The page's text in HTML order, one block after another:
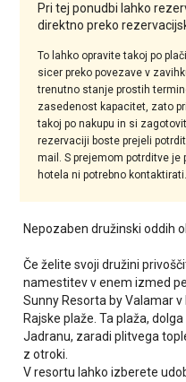
Pri tej ponudbi lahko
direktno preko
To lahko opravite takoj po
sicer preko povezave v
trenutno stanje prostih
zasedenost kapacitet, zato
takoj po nakupu in si
rezervaciji boste prejeli
mail. S prejemom potrditve
hotela ni potrebno kontaktirati.
Nepozaben družinski oddih
Če želite svoji družini
namestitev v enem izmed
Sunny Resorta by Valamar
Rajske plaže. Ta plaža,
Jadranu, zaradi plitvega
z otroki.
V resortu lahko izberete